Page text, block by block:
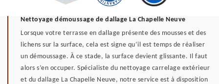
Nettoyage démoussage de dallage La Chapelle Neuve
Lorsque votre terrasse en dallage présente des mousses et des
lichens sur la surface, cela est signe qu’il est temps de réaliser
un démoussage. À ce stade, la surface devient glissante. Il faut
alors s’en occuper. Spécialiste du nettoyage carrelage extérieur
et du dallage La Chapelle Neuve, notre service est à disposition